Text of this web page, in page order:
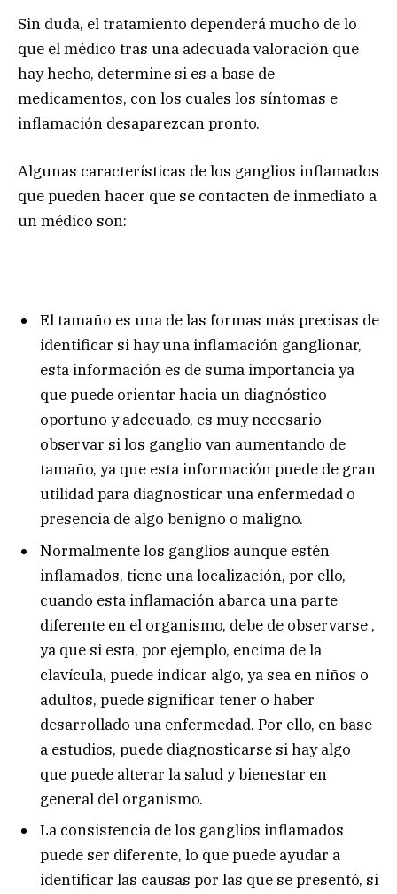
Sin duda, el tratamiento dependerá mucho de lo
que el médico tras una adecuada valoración que
hay hecho, determine si es a base de
medicamentos, con los cuales los síntomas e
inflamación desaparezcan pronto.
Algunas características de los ganglios inflamados
que pueden hacer que se contacten de inmediato a
un médico son:
El tamaño es una de las formas más precisas de
identificar si hay una inflamación ganglionar,
esta información es de suma importancia ya
que puede orientar hacia un diagnóstico
oportuno y adecuado, es muy necesario
observar si los ganglio van aumentando de
tamaño, ya que esta información puede de gran
utilidad para diagnosticar una enfermedad o
presencia de algo benigno o maligno.
Normalmente los ganglios aunque estén
inflamados, tiene una localización, por ello,
cuando esta inflamación abarca una parte
diferente en el organismo, debe de observarse ,
ya que si esta, por ejemplo, encima de la
clavícula, puede indicar algo, ya sea en niños o
adultos, puede significar tener o haber
desarrollado una enfermedad. Por ello, en base
a estudios, puede diagnosticarse si hay algo
que puede alterar la salud y bienestar en
general del organismo.
La consistencia de los ganglios inflamados
puede ser diferente, lo que puede ayudar a
identificar las causas por las que se presentó, si